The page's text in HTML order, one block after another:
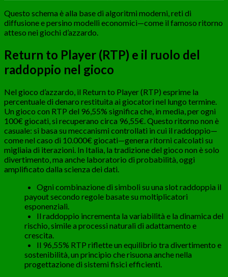
Questo schema è alla base di algoritmi moderni, reti di
diffusione e persino modelli economici—come il famoso ritorno
atteso nei giochi d’azzardo.
Return to Player (RTP) e il ruolo del
raddoppio nel gioco
Nel gioco d’azzardo, il Return to Player (RTP) esprime la
percentuale di denaro restituita ai giocatori nel lungo termine.
Un gioco con RTP del 96,55% significa che, in media, per ogni
100€ giocati, si recuperano circa 96,55€. Questo ritorno non è
casuale: si basa su meccanismi controllati in cui il raddoppio—
come nel caso di 10.000€ giocati—genera ritorni calcolati su
migliaia di iterazioni. In Italia, la tradizione del gioco non è solo
divertimento, ma anche laboratorio di probabilità, oggi
amplificato dalla scienza dei dati.
Ogni combinazione di simboli su una slot raddoppia il
payout secondo regole basate su moltiplicatori
esponenziali.
Il raddoppio incrementa la variabilità e la dinamica del
rischio, simile a processi naturali di adattamento e
crescita.
Il 96,55% RTP riflette un equilibrio tra divertimento e
sostenibilità, un principio che risuona anche nella
progettazione di sistemi fisici efficienti.